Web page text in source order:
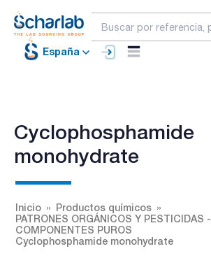
España
Cyclophosphamide
monohydrate
Inicio
Productos químicos
PATRONES ORGÁNICOS Y PESTICIDAS -
COMPONENTES PUROS
Cyclophosphamide monohydrate